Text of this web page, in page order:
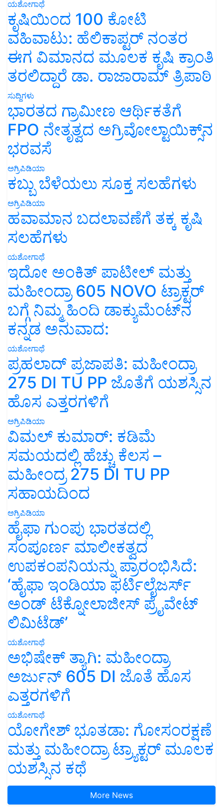
ಯಶೋಗಾಥೆ
ಕೃಷಿಯಿಂದ 100 ಕೋಟಿ
ವಹಿವಾಟು: ಹೆಲಿಕಾಪ್ಟರ್ ನಂತರ
ಈಗ ವಿಮಾನದ ಮೂಲಕ ಕೃಷಿ ಕ್ರಾಂತಿ
ತರಲಿದ್ದಾರೆ ಡಾ. ರಾಜಾರಾಮ್ ತ್ರಿಪಾಠಿ
ಸುದ್ದಿಗಳು
ಭಾರತದ ಗ್ರಾಮೀಣ ಆರ್ಥಿಕತೆಗೆ
FPO ನೇತೃತ್ವದ ಅಗ್ರಿವೋಲ್ಟಾಯಿಕ್ಸ್‌ನ
ಭರವಸೆ
ಅಗ್ರಿಪಿಡಿಯಾ
ಕಬ್ಬು ಬೆಳೆಯಲು ಸೂಕ್ತ ಸಲಹೆಗಳು
ಅಗ್ರಿಪಿಡಿಯಾ
ಹವಾಮಾನ ಬದಲಾವಣೆಗೆ ತಕ್ಕ ಕೃಷಿ
ಸಲಹೆಗಳು
ಯಶೋಗಾಥೆ
ಇದೋ ಅಂಕಿತ್ ಪಾಟೀಲ್ ಮತ್ತು
ಮಹೀಂದ್ರಾ 605 NOVO ಟ್ರಾಕ್ಟರ್
ಬಗ್ಗೆ ನಿಮ್ಮ ಹಿಂದಿ ಡಾಕ್ಯುಮೆಂಟ್‌ನ
ಕನ್ನಡ ಅನುವಾದ:
ಯಶೋಗಾಥೆ
ಪ್ರಹಲಾದ್ ಪ್ರಜಾಪತಿ: ಮಹೀಂದ್ರಾ
275 DI TU PP ಜೊತೆಗೆ ಯಶಸ್ಸಿನ
ಹೊಸ ಎತ್ತರಗಳಿಗೆ
ಅಗ್ರಿಪಿಡಿಯಾ
ವಿಮಲ್ ಕುಮಾರ್: ಕಡಿಮೆ
ಸಮಯದಲ್ಲಿ ಹೆಚ್ಚು ಕೆಲಸ –
ಮಹೀಂದ್ರ 275 DI TU PP
ಸಹಾಯದಿಂದ
ಅಗ್ರಿಪಿಡಿಯಾ
ಹೈಫಾ ಗುಂಪು ಭಾರತದಲ್ಲಿ
ಸಂಪೂರ್ಣ ಮಾಲೀಕತ್ವದ
ಉಪಕಂಪನಿಯನ್ನು ಪ್ರಾರಂಭಿಸಿದೆ:
‘ಹೈಫಾ ಇಂಡಿಯಾ ಫರ್ಟಿಲೈಜರ್ಸ್
ಅಂಡ್ ಟೆಕ್ನೋಲಾಜೀಸ್ ಪ್ರೈವೇಟ್
ಲಿಮಿಟೆಡ್’
ಯಶೋಗಾಥೆ
ಅಭಿಷೇಕ್ ತ್ಯಾಗಿ: ಮಹೀಂದ್ರಾ
ಅರ್ಜುನ್ 605 DI ಜೊತೆ ಹೊಸ
ಎತ್ತರಗಳಿಗೆ
ಯಶೋಗಾಥೆ
ಯೋಗೇಶ್ ಭೂತಡಾ: ಗೋಸಂರಕ್ಷಣೆ
ಮತ್ತು ಮಹೀಂದ್ರಾ ಟ್ರ್ಯಾಕ್ಟರ್ ಮೂಲಕ
ಯಶಸ್ಸಿನ ಕಥೆ
More News